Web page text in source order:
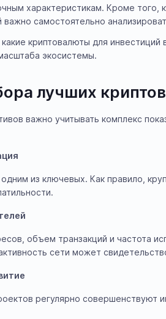
характеристикам. Кроме
самостоятельно
криптовалюты для инвестиций
экосистемы.
лучших
важно учитывать комплекс
одним из ключевых. Как правило,
объем транзакций и частота
сети может
регулярно совершенствуют